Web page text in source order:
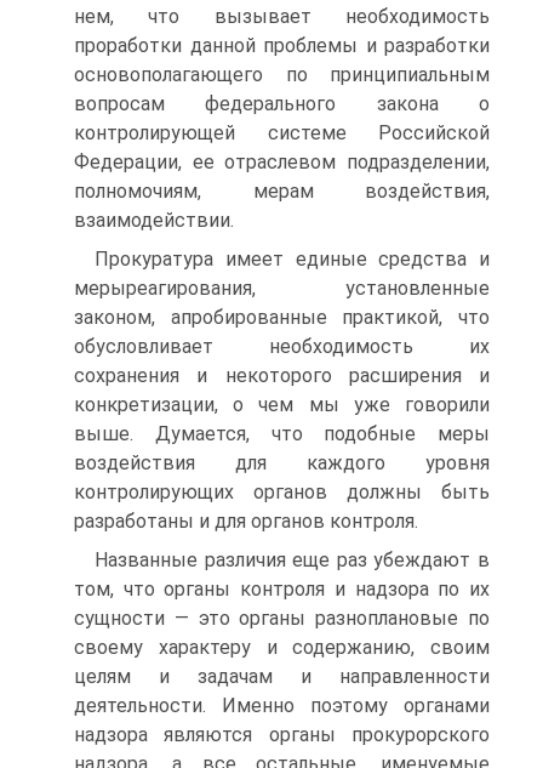
нем, что вызывает необходимость
проработки данной проблемы и разработки
основополагающего по принципиальным
вопросам федерального закона о
контролирующей системе Российской
Федерации, ее отраслевом подразделении,
полномочиям, мерам воздействия,
взаимодействии.
Прокуратура имеет единые средства и
мерыреагирования, установленные
законом, апробированные практикой, что
обусловливает необходимость их
сохранения и некоторого расширения и
конкретизации, о чем мы уже говорили
выше. Думается, что подобные меры
воздействия для каждого уровня
контролирующих органов должны быть
разработаны и для органов контроля.
Названные различия еще раз убеждают в
том, что органы контроля и надзора по их
сущности — это органы разноплановые по
своему характеру и содержанию, своим
целям и задачам и направленности
деятельности. Именно поэтому органами
надзора являются органы прокурорского